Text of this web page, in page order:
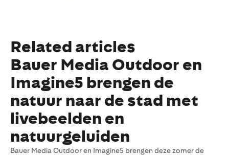
Related articles
Bauer Media Outdoor en
Imagine5 brengen de
natuur naar de stad met
livebeelden en
natuurgeluiden
Bauer Media Outdoor en Imagine5 brengen deze zomer de